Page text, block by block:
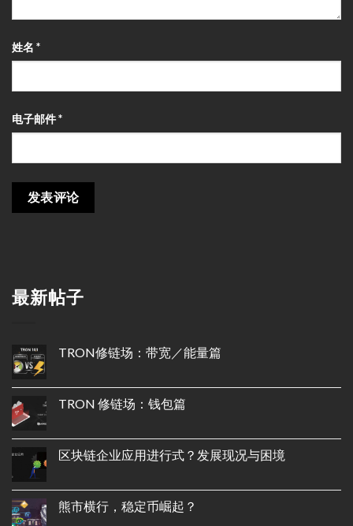
姓名 *
电子邮件*
最新帖子
TRON修链场：带宽／能量篇
TRON 修链场：钱包篇
区块链企业应用进行式？发展现况与困境
熊市横行，稳定币崛起？